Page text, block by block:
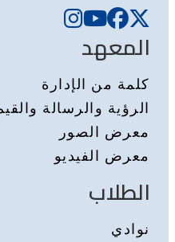
المعهد
كلمة من الإدارة
الرؤية والرسالة والقيم
معرض الصور
معرض الفيديو
الطلاب
نوادي